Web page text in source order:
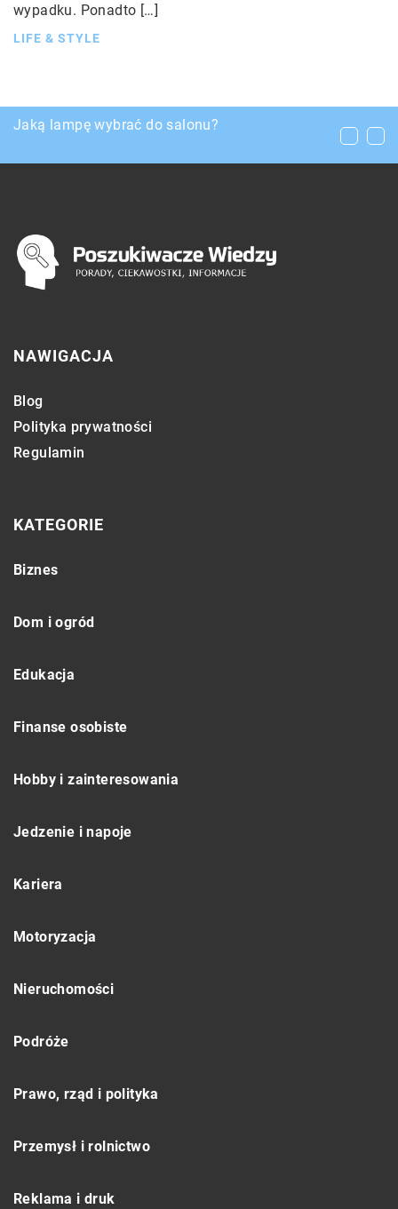
wypadku. Ponadto […]
LIFE & STYLE
Jak zabezpieczyć basen przed rozwojem
Jaką lampę wybrać do salonu?
Gry – dlaczego warto im poświęcić choćby
NAWIGACJA
Blog
Polityka prywatności
Regulamin
KATEGORIE
Biznes
Dom i ogród
Edukacja
Finanse osobiste
Hobby i zainteresowania
Jedzenie i napoje
Kariera
Motoryzacja
Nieruchomości
Podróże
Prawo, rząd i polityka
Przemysł i rolnictwo
Reklama i druk